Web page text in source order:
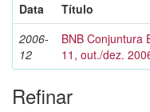
Data
Título
2006-
12
BNB Conjuntura
11, out./dez.
Refinar